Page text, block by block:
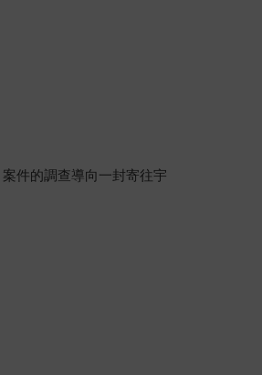
件的調查導向一封寄往宇